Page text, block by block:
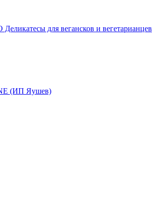
для вегансков и вегетарианцев
(ИП Яушев)